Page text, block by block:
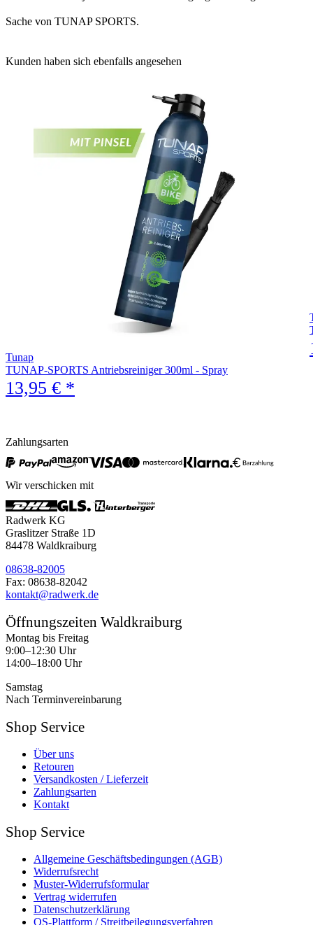
Sache von TUNAP SPORTS.
Kunden haben sich ebenfalls angesehen
Tunap
TUNAP-SPORTS Antriebsreiniger 300ml - Spray
13,95 € *
Zahlungsarten
Wir verschicken mit
Radwerk KG
Graslitzer Straße 1D
84478 Waldkraiburg
08638-82005
Fax: 08638-82042
kontakt@radwerk.de
Öffnungszeiten Waldkraiburg
Montag bis Freitag
9:00–12:30 Uhr
14:00–18:00 Uhr
Samstag
Nach Terminvereinbarung
Shop Service
Über uns
Retouren
Versandkosten / Lieferzeit
Zahlungsarten
Kontakt
Shop Service
Allgemeine Geschäftsbedingungen (AGB)
Widerrufsrecht
Muster-Widerrufsformular
Vertrag widerrufen
Datenschutzerklärung
OS-Plattform / Streitbeilegungsverfahren